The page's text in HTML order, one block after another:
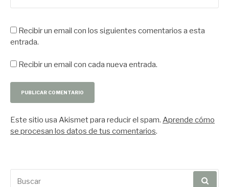
Recibir un email con los siguientes comentarios a esta
entrada.
Recibir un email con cada nueva entrada.
Este sitio usa Akismet para reducir el spam. Aprende cómo
se procesan los datos de tus comentarios.